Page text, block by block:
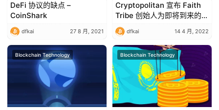
Blockchain Technology
DeFi 协议的缺点 –
CoinShark
dfkai 27 8 月, 2021
Blockchain Technology
Cryptopolitan 宣布 Faith
Tribe 创始人为即将到来的
Web3 Masterminds 会议的
演讲嘉宾
dfkai 14 4 月, 2022
Blockchain Technology Blockchain Technology